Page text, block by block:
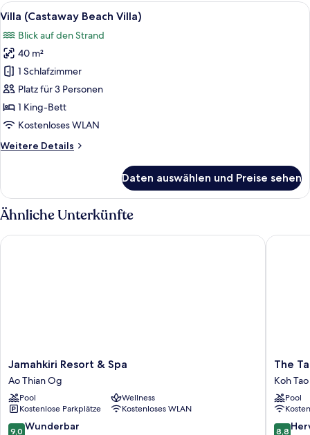
Alle
Fotos
für
Villa
(Castaway
Beach
Villa)
anzeigen
Ein Schlafzimmer mit einem großen
5
Villa (Castaway Beach Villa)
Blick auf den Strand
40 m²
1 Schlafzimmer
Platz für 3 Personen
1 King-Bett
Kostenloses WLAN
Weitere Details
Weitere
(Castaway
Beach
Villa)
Daten auswählen und Preise sehen
Ähnliche Unterkünfte
Jamahkiri
Resort
&
Spa
Ao
Thian
Jamahkiri Resort & Spa
Ao Thian Og
Pool
Wellness
Kostenlose Parkplätze
Kostenloses WLAN
9.0
9,0 Wunderbar
Jamahkiri Resort & Spa
The
Tarna
Resort,
Koh
Tao
Koh
The
Koh Tao
Pool
8.8
8,8
The